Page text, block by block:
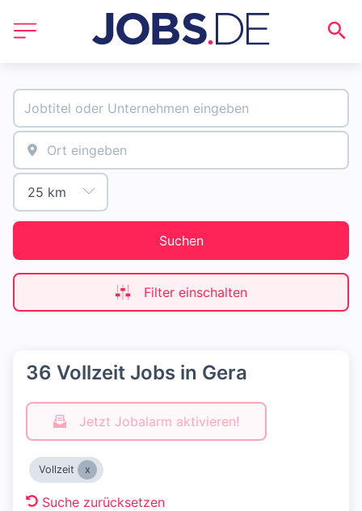
Suchen
Filter einschalten
36 Vollzeit Jobs in Gera
Jetzt Jobalarm aktivieren!
Vollzeit
Suche zurücksetzen